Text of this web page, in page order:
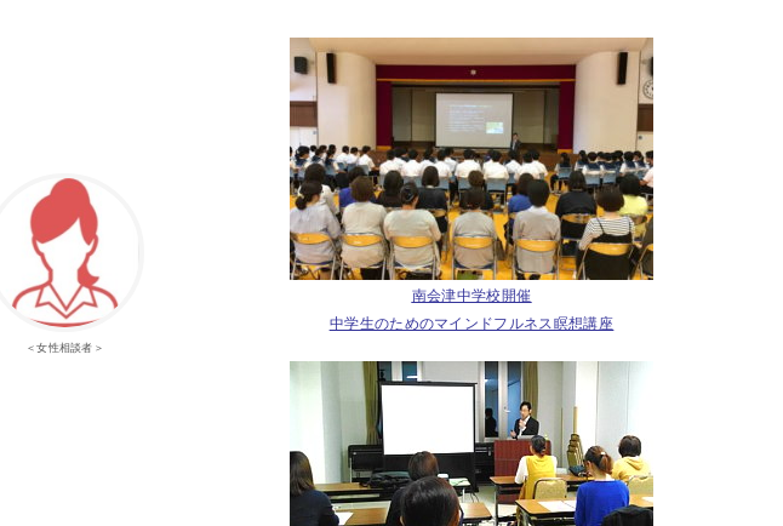
＜女性相談者＞
南会津中学校開催
中学生のためのマインドフルネス瞑想講座